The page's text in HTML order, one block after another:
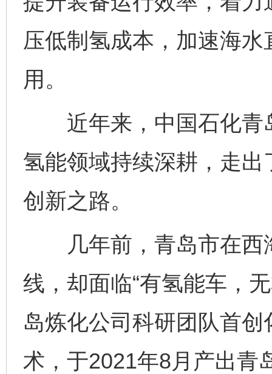
压低制氢成本，加速海
用。
近年来，中国石化青
氢能领域持续深耕，走
创新之路。
几年前，青岛市在西
线，却面临“有氢能车，
岛炼化公司科研团队首
术，于2021年8月产出青